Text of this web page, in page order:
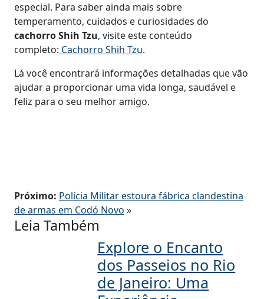
especial. Para saber ainda mais sobre
temperamento, cuidados e curiosidades do
cachorro Shih Tzu, visite este conteúdo
completo: Cachorro Shih Tzu.
Lá você encontrará informações detalhadas que vão
ajudar a proporcionar uma vida longa, saudável e
feliz para o seu melhor amigo.
Próximo: Polícia Militar estoura fábrica clandestina
de armas em Codó Novo »
Leia Também
Explore o Encanto
dos Passeios no Rio
de Janeiro: Uma